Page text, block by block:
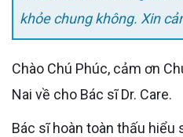
khỏe chung không. Xin
Chào Chú Phúc, cảm ơn Chú đã gửi câu hỏi từ Đồng
Nai về cho Bác sĩ Dr. Care.
Bác sĩ hoàn toàn thấu hiểu sự bất an của Chú khi cơ